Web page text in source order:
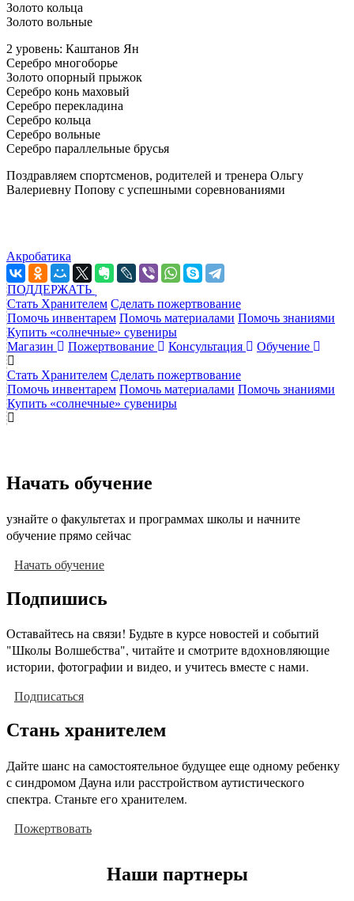
Золото кольца
Золото вольные
2 уровень: Каштанов Ян
Серебро многоборье
Золото опорный прыжок
Серебро конь маховый
Серебро перекладина
Серебро кольца
Серебро вольные
Серебро параллельные брусья
Поздравляем спортсменов, родителей и тренера Ольгу
Валериевну Попову с успешными соревнованиями
Акробатика
ПОДДЕРЖАТЬ
Стать Хранителем Сделать пожертвование
Помочь инвентарем Помочь материалами Помочь знаниями
Купить «солнечные» сувениры
Магазин
Пожертвование Консультация Обучение
Стать Хранителем Сделать пожертвование
Помочь инвентарем Помочь материалами Помочь знаниями
Купить «солнечные» сувениры
Начать обучение
узнайте о факультетах и программах школы и начните
обучение прямо сейчас
Начать обучение
Подпишись
Оставайтесь на связи! Будьте в курсе новостей и событий
"Школы Волшебства", читайте и смотрите вдохновляющие
истории, фотографии и видео, и учитесь вместе с нами.
Подписаться
Стань хранителем
Дайте шанс на самостоятельное будущее еще одному ребенку
с синдромом Дауна или расстройством аутистического
спектра. Станьте его хранителем.
Пожертвовать
Наши партнеры